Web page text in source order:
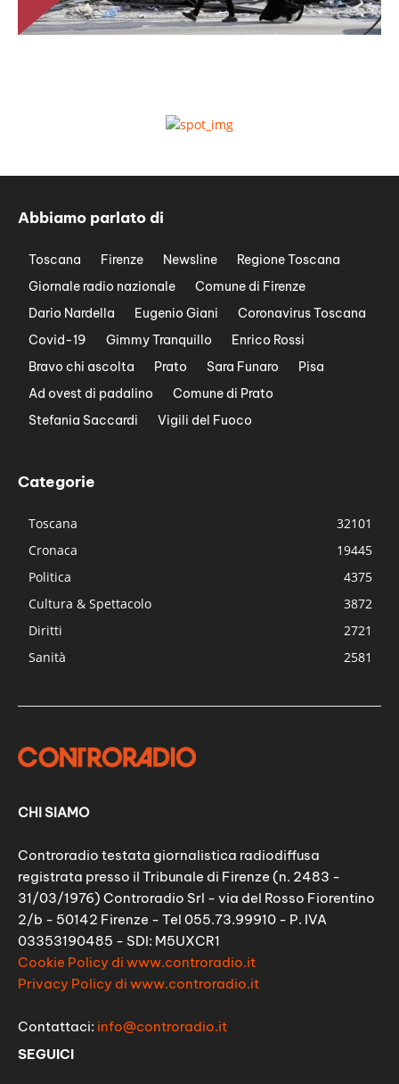
Abbiamo parlato di
Toscana Firenze Newsline
Regione Toscana
Giornale radio nazionale
Comune di Firenze
Dario Nardella
Eugenio Giani
Coronavirus Toscana
Covid-19
Gimmy Tranquillo
Enrico Rossi
Bravo chi ascolta
Prato Sara Funaro
Pisa
Ad ovest di padalino
Comune di Prato
Stefania Saccardi
Vigili del Fuoco
Categorie
Toscana
32101
Cronaca
19445
Politica
4375
Cultura & Spettacolo
3872
Diritti
2721
Sanità
2581
CHI SIAMO
Controradio testata giornalistica radiodiffusa
registrata presso il Tribunale di Firenze (n. 2483 -
31/03/1976) Controradio Srl - via del Rosso Fiorentino
2/b - 50142 Firenze - Tel 055.73.99910 - P. IVA
03353190485 - SDI: M5UXCR1
Cookie Policy di www.controradio.it
Privacy Policy di www.controradio.it
Contattaci: info@controradio.it
SEGUICI